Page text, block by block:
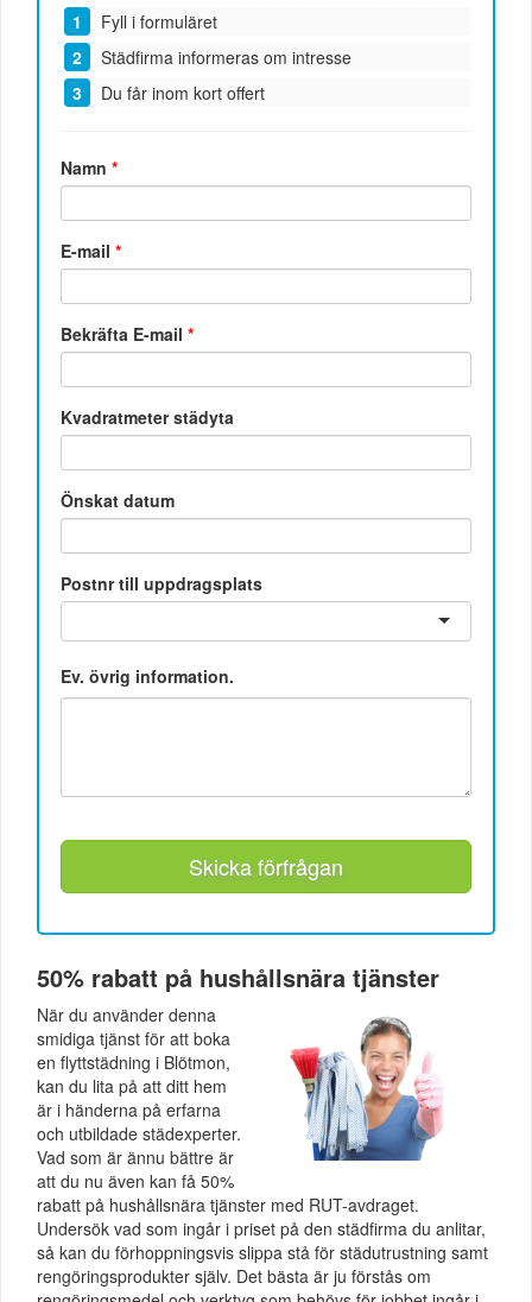
Fyll i formuläret
Städfirma informeras om intresse
Du får inom kort offert
Namn*
E-mail*
Bekräfta E-mail*
Kvadratmeter städyta
Önskat datum
Postnr till uppdragsplats
Ev. övrig information.
Skicka förfrågan
50% rabatt på hushållsnära tjänster
När du använder denna
smidiga tjänst för att boka
en flyttstädning i Blötmon,
kan du lita på att ditt hem
är i händerna på erfarna
och utbildade städexperter.
Vad som är ännu bättre är
att du nu även kan få 50%
rabatt på hushållsnära tjänster med RUT-avdraget.
Undersök vad som ingår i priset på den städfirma du anlitar,
så kan du förhoppningsvis slippa stå för städutrustning samt
rengöringsprodukter själv. Det bästa är ju förstås om